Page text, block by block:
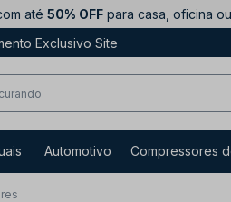
até 50% OFF para casa, oficina
Exclusivo Site
Automotivo Compressores